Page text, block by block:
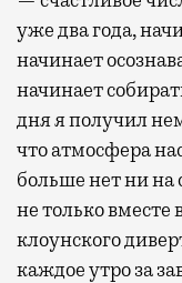
уже два года,
начинает
начинает
дня я получил
что атмосфера
больше нет ни
не только вместе
клоунского
каждое утро за